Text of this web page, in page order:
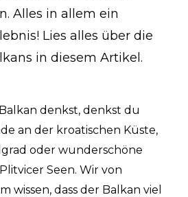
Alles in allem ein
Lies alles über die
in diesem Artikel.
denkst, denkst du
an der kroatischen Küste,
oder wunderschöne
Seen. Wir von
wissen, dass der Balkan viel